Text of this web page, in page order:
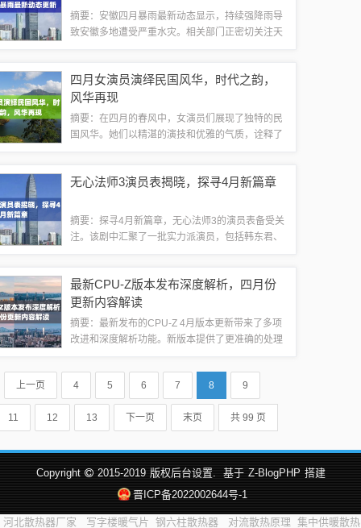
摘要：安徽四月暴雨最新动态显示，持续强降雨导
致安徽多地遭受严重水灾。相关部门正密切关注天
应对，加强防汛工作，确保安全度汛。安徽暴...
四月女演员演绎民国风华，时代之韵，
风华再现
摘要：在四月的春风中，女演员们展现了独特的民
国风华。她们以精湛的演技和优雅的气质，诠释了
她们的表演让人们感受到了那个时代的浪漫和...
无心法师3演员表揭晓，探寻4月新篇章
摘要：探寻4月新篇章，无心法师3的演员表备受关
注。该剧中汇聚了一批实力派演员，包括韩东君、
一起期待这部无心法师3，共同见证演员的精...
最新CPU-Z版本发布深度解析，四月份
更新内容解读
摘要：最新发布的CPU-Z 4月版本更新带来了多项
改进和深度解析功能。新版本提供了更准确的处理
更新内容还包括对多核处理器的支持增强，以及对
最新处理器技术的兼容性提升。此次更...
上一页 4 5 6 7 8 9
11 12 13 下一页 末页 共 99 页
Copyright 2015-2019 版权后台设置. 基于 Z-BlogPHP 搭建
晋ICP备2022002644号-1
河北散热器厂家 写字楼暖气片 钢六柱散热器 对流散热原理 集中供暖散热